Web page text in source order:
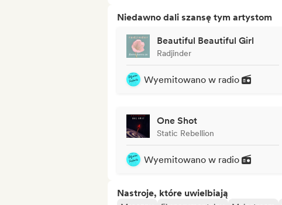
Niedawno dali szansę tym artystom
Beautiful Beautiful Girl
Radjinder
Wyemitowano w radio
One Shot
Static Rebellion
Wyemitowano w radio
Nastroje, które uwielbiają